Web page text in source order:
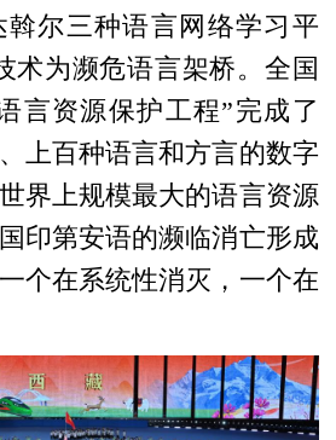
尔三种语言网络学习平
术为濒危语言架桥。全国
言资源保护工程”完成了
上百种语言和方言的数字
界上规模最大的语言资源
印第安语的濒临消亡形成
个在系统性消灭，一个在